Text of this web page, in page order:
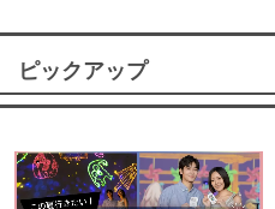
ピックアップ